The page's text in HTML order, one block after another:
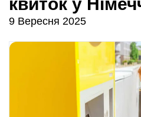
9 Вересня 2025